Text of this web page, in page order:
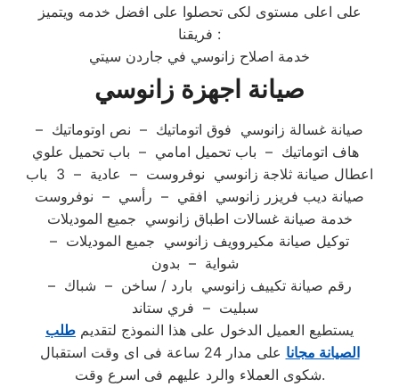
على اعلى مستوى لكى تحصلوا على افضل خدمه ويتميز
فريقنا :
خدمة اصلاح زانوسي في جاردن سيتي
صيانة اجهزة زانوسي
صيانة غسالة زانوسي فوق اتوماتيك – نص اوتوماتيك –
هاف اتوماتيك – باب تحميل امامي – باب تحميل علوي
اعطال صيانة ثلاجة زانوسي نوفروست – عادية – 3 باب
صيانة ديب فريزر زانوسي افقي – رأسي – نوفروست
خدمة صيانة غسالات اطباق زانوسي جميع الموديلات
توكيل صيانة مكيروويف زانوسي جميع الموديلات –
شواية – بدون
رقم صيانة تكييف زانوسي بارد / ساخن – شباك –
سبليت – فري ستاند
يستطيع العميل الدخول على هذا النموذج لتقديم طلب
الصيانة مجانا
على مدار 24 ساعة فى اى وقت استقبال
شكوى العملاء والرد عليهم فى اسرع وقت.